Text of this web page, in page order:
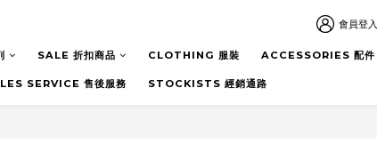
會員登入
SALE 折扣商品 CLOTHING 服裝 ACCESSORIES 配件
SERVICE 售後服務 STOCKISTS 經銷通路